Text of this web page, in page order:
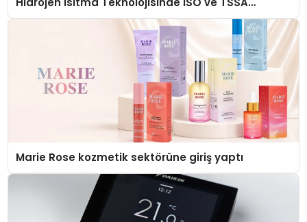
Düzenleyici Onaylarını Aldı
Marie Rose kozmetik sektörüne giriş yaptı